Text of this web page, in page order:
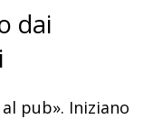
dai
pub». Iniziano